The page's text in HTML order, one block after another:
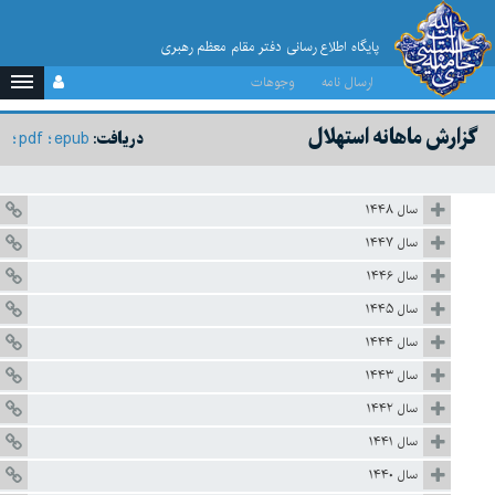
پایگاه اطلاع رسانی دفتر مقام معظم رهبری
ارسال نامه
وجوهات
دریافت: epub
pdf گزارش ماهانه استهلال
سال ۱۴۴۸
سال ۱۴۴۷
سال ۱۴۴۶
سال ۱۴۴۵
سال ۱۴۴۴
سال ۱۴۴۳
سال ۱۴۴۲
سال ۱۴۴۱
سال ۱۴۴۰